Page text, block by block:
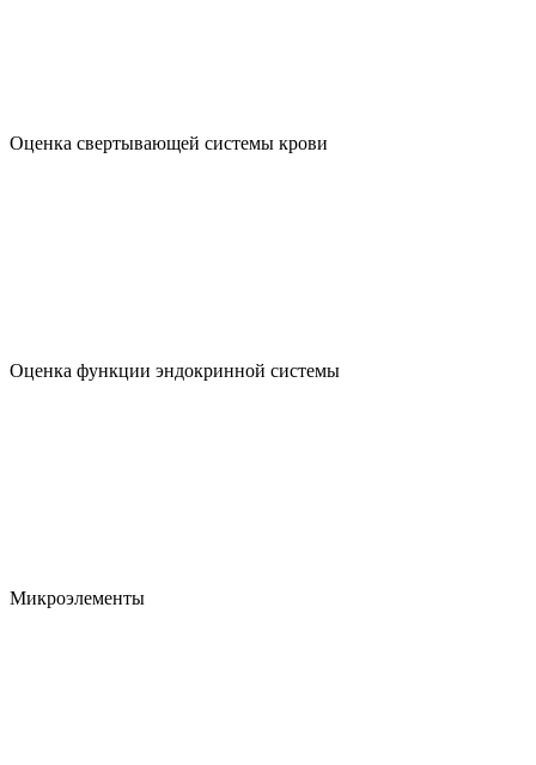
Оценка свертывающей системы крови
Оценка функции эндокринной системы
Микроэлементы